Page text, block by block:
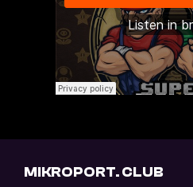
MIKROPORT. CLUB